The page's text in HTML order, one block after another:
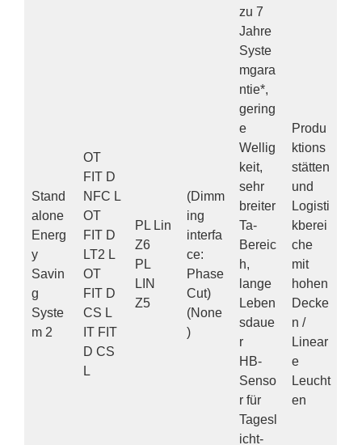
Stand
alone
Energ
y
Savin
g
Syste
m 2
OT
FIT D
NFC L
OT
FIT D
LT2 L
OT
FIT D
CS L
IT FIT
D CS
L
PL Lin
Z6
PL
LIN
Z5
(Dimm
ing
interfa
ce:
Phase
Cut)
(None
)
zu 7
Jahre
Syste
mgara
ntie*,
gering
e
Wellig
keit,
sehr
breiter
Ta-
Bereic
h,
lange
Leben
sdaue
r
HB-
Senso
r für
Tagesl
icht-
Produ
ktions
stätten
und
Logisti
kberei
che
mit
hohen
Decke
n /
Linear
e
Leucht
en